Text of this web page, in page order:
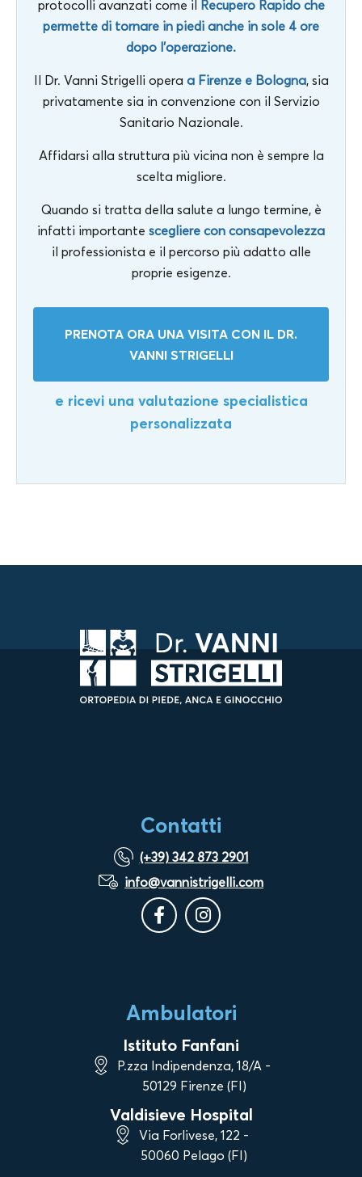
protocolli avanzati come il Recupero Rapido che
permette di tornare in piedi anche in sole 4 ore
dopo l’operazione.
Il Dr. Vanni Strigelli opera a Firenze e Bologna, sia
privatamente sia in convenzione con il Servizio
Sanitario Nazionale.
Affidarsi alla struttura più vicina non è sempre la
scelta migliore.
Quando si tratta della salute a lungo termine, è
infatti importante scegliere con consapevolezza
il professionista e il percorso più adatto alle
proprie esigenze.
PRENOTA ORA UNA VISITA CON IL DR.
VANNI STRIGELLI
e ricevi una valutazione specialistica
personalizzata
Contatti
(+39) 342 873 2901
info@vannistrigelli.com
Ambulatori
Istituto Fanfani
P.zza Indipendenza, 18/A -
50129 Firenze (FI)
Valdisieve Hospital
Via Forlivese, 122 -
50060 Pelago (FI)